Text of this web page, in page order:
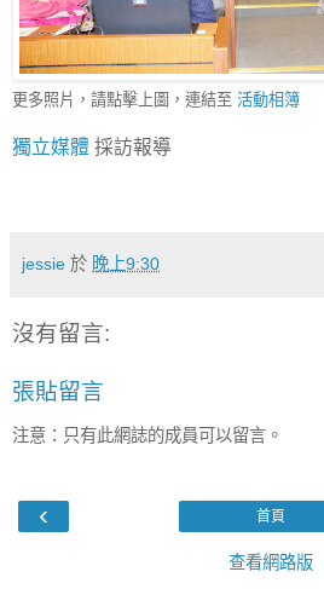
更多照片，請點擊上圖，連結至 活動相簿
獨立媒體 採訪報導
jessie 於 晚上9:30
沒有留言:
張貼留言
注意：只有此網誌的成員可以留言。
‹ 首頁
查看網路版